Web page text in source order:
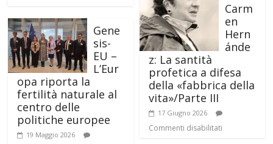
Gene
sis-
EU –
L’Eur
opa riporta la
fertilità naturale al
centro delle
politiche europee
19 Maggio 2026
Carm
en
Hern
ánde
z: La santità
profetica a difesa
della «fabbrica della
vita»/Parte III
17 Giugno 2026
Commenti disabilitati